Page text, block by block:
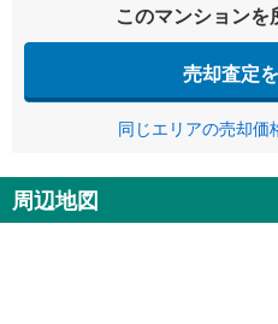
このマンション
売却査定
同じエリアの売却価
周辺地図